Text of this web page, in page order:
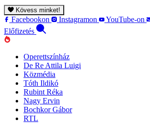
Kövess minket!
Facebookon Instagramon YouTube-on
Előfizetés
Operettszínház
De Re Attila Luigi
Közmédia
Tóth Ildikó
Rubint Réka
Nagy Ervin
Bochkor Gábor
RTL